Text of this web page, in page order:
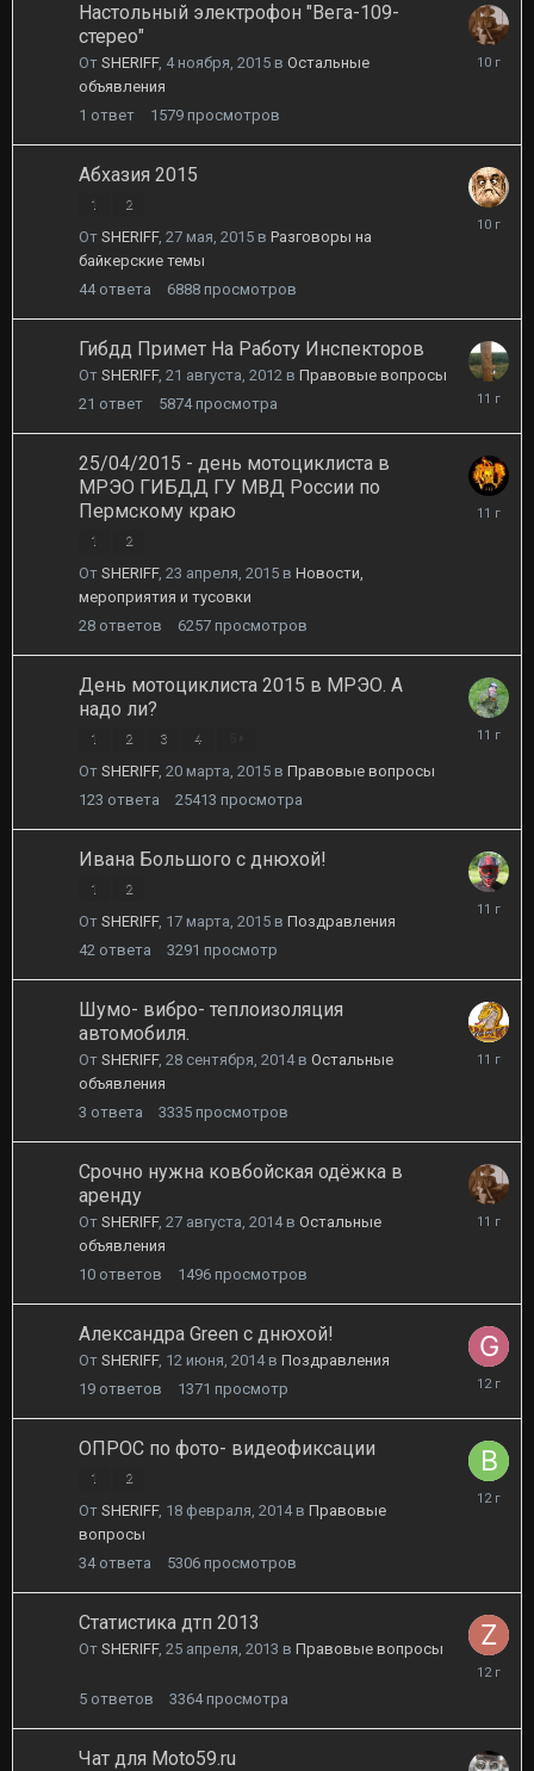
Настольный электрофон "Вега-109-
стерео"
От SHERIFF, 4 ноября, 2015 в Остальные
объявления
1 ответ 1579 просмотров
Абхазия 2015
1 2
От SHERIFF, 27 мая, 2015 в Разговоры на
байкерские темы
44 ответа 6888 просмотров
15
Гибдд Примет На Работу Инспекторов
От SHERIFF, 21 августа, 2012 в Правовые вопросы
21 ответ 5874 просмотра
23
2015
25/04/2015 - день мотоциклиста в
МРЭО ГИБДД ГУ МВД России по
Пермскому краю
1 2
От SHERIFF, 23 апреля, 2015 в Новости,
мероприятия и тусовки
28 ответов 6257 просмотров
22
День мотоциклиста 2015 в МРЭО. А
надо ли?
1 2 3 4
От SHERIFF, 20 марта, 2015 в Правовые вопросы
123 ответа 25413 просмотра
21
Ивана Большого с днюхой!
1 2
От SHERIFF, 17 марта, 2015 в Поздравления
42 ответа 3291 просмотр
20
Шумо- вибро- теплоизоляция
автомобиля.
От SHERIFF, 28 сентября, 2014в Остальные
объявления
3 ответа 3335 просмотров
29
Срочно нужна ковбойская одёжка в
аренду
От SHERIFF, 27 августа, 2014в Остальные
объявления
10 ответов 1496 просмотров
17
Александра Green с днюхой!
От SHERIFF, 12 июня, 2014в Поздравления
19 ответов 1371 просмотр
12
2014
ОПРОС по фото- видеофиксации
1 2
От SHERIFF, 18 февраля, 2014в Правовые
вопросы
34 ответа 5306 просмотров
21
Статистика дтп 2013
От SHERIFF, 25 апреля, 2013 в Правовые вопросы
5 ответов 3364 просмотра
24
Чат для Moto59.ru